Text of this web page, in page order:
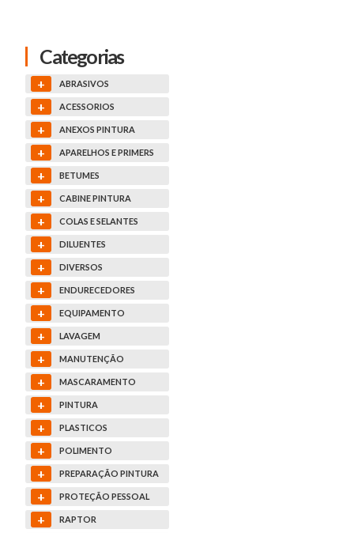
Categorias
+ ABRASIVOS
+ ACESSORIOS
+ ANEXOS PINTURA
+ APARELHOS E PRIMERS
+ BETUMES
+ CABINE PINTURA
+ COLAS E SELANTES
+ DILUENTES
+ DIVERSOS
+ ENDURECEDORES
+ EQUIPAMENTO
+ LAVAGEM
+ MANUTENÇÃO
+ MASCARAMENTO
+ PINTURA
+ PLASTICOS
+ POLIMENTO
+ PREPARAÇÃO PINTURA
+ PROTEÇÃO PESSOAL
+ RAPTOR